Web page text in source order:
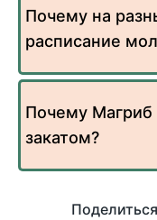
Почему на
расписание
Почему Магриб
закатом?